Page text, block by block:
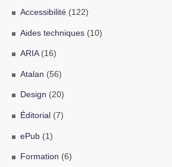
Accessibilité(122)
Aides techniques(10)
ARIA(16)
Atalan (56)
Design (20)
Éditorial (7)
ePub(1)
Formation (6)